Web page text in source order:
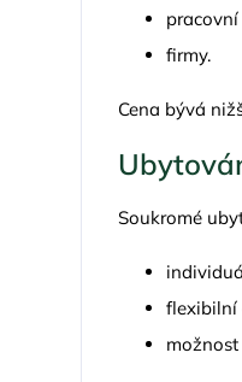
firmy.
Cena bývá
Soukromé
flexibilní